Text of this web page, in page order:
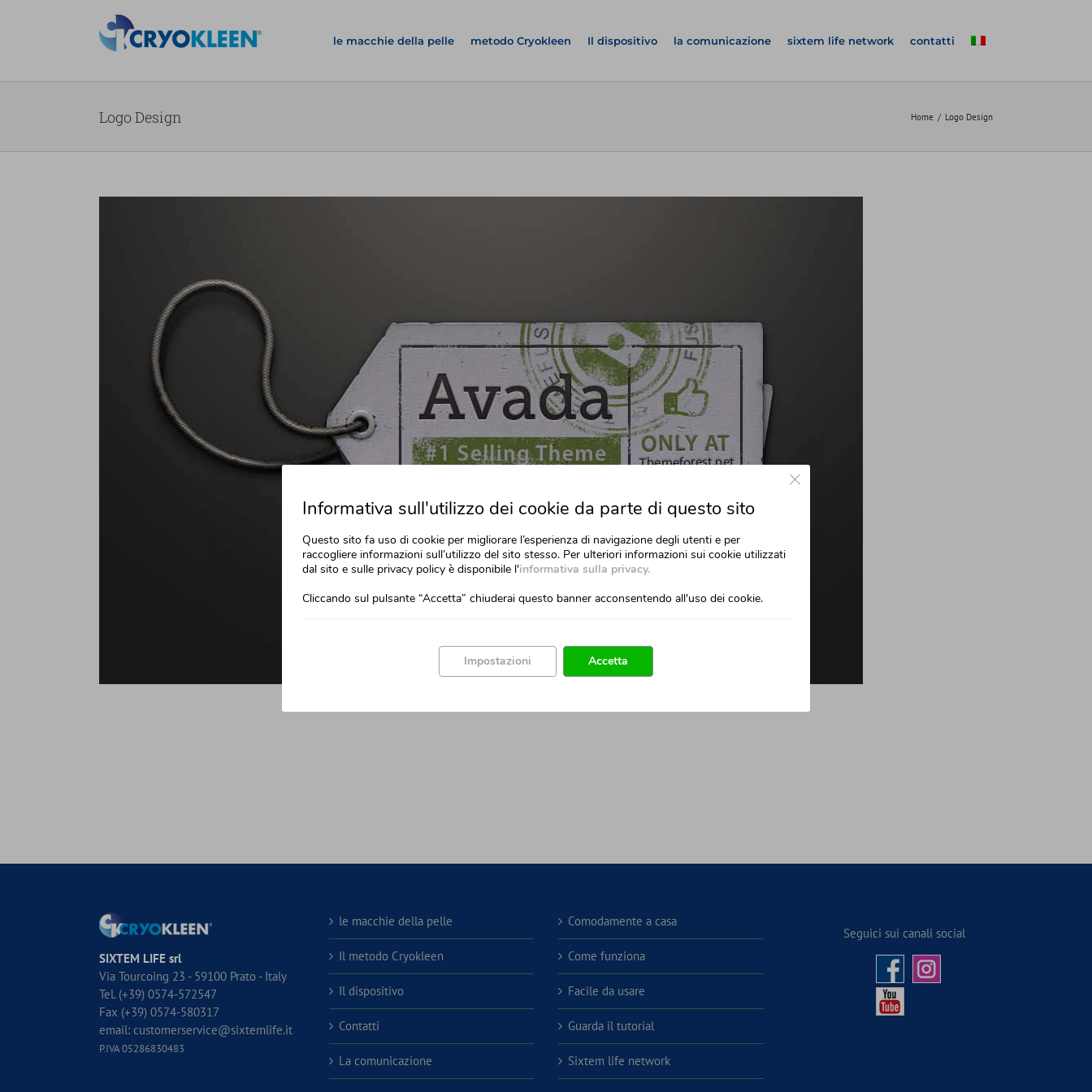
le macchie della pelle metodo Cryokleen Il dispositivo la comunicazione sixtem life network contatti
Logo Design Home Logo Design
SIXTEM LIFE srl
Via Tourcoing 23 - 59100 Prato - Italy
Tel. (+39) 0574-572547
Fax (+39) 0574-580317
email: customerservice@sixtemlife.it
P.IVA 05286830483
le macchie della pelle
Il metodo Cryokleen
Il dispositivo
Contatti
La comunicazione
Comodamente a casa
Come funziona
Facile da usare
Guarda il tutorial
Sixtem life network
Seguici sui canali social
Informativa sull'utilizzo dei cookie da parte di questo sito
Questo sito fa uso di cookie per migliorare l’esperienza di navigazione degli utenti e per
raccogliere informazioni sull’utilizzo del sito stesso. Per ulteriori informazioni sui cookie utilizzati
dal sito e sulle privacy policy è disponibile l'informativa sulla privacy.
Cliccando sul pulsante “Accetta” chiuderai questo banner acconsentendo all'uso dei cookie.
Close GDPR Cookie Banner
Accetta
Impostazioni